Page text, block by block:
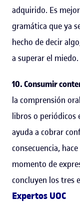
adquirido. Es
gramática que ya
hecho de decir
a superar el miedo.
10. Consumir
la comprensión
libros o periódicos
ayuda a cobrar
consecuencia,
momento de
concluyen los tres
Expertos UOC